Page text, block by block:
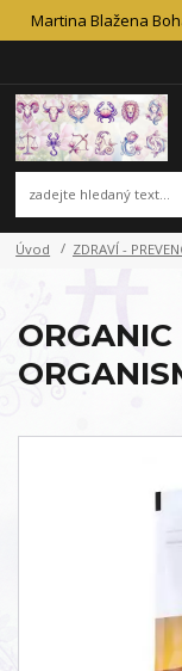
Martina Blažena
Úvod ZDRAVÍ -